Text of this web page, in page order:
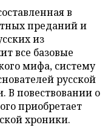
в
преданий и
из
все базовые
мифа, систему
русской
В повествовании о
приобретает
хроники.